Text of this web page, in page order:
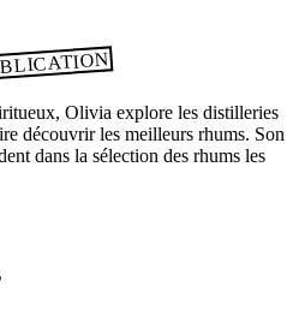
Olivia explore les distilleries
découvrir les meilleurs rhums. Son
dans la sélection des rhums les